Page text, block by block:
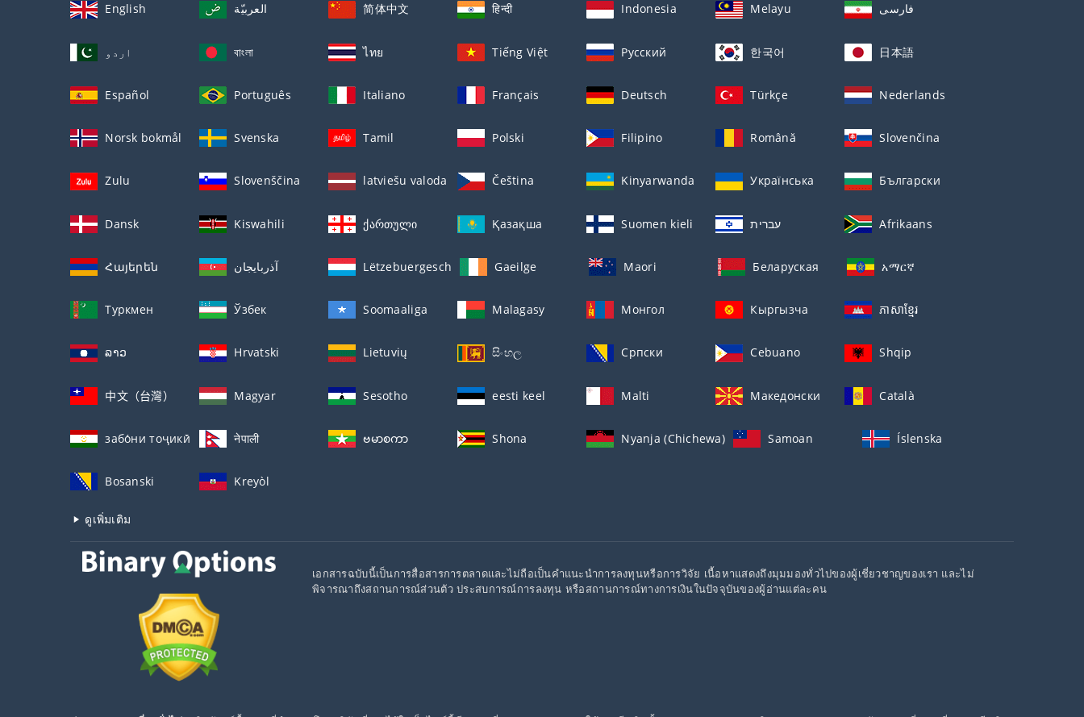
English العربيّة 简体中文 हिन्दी Indonesia Melayu فارسی
اردو বাংলা ไทย Tiếng Việt Русский 한국어 日本語
Español Português Italiano Français Deutsch Türkçe Nederlands
Norsk bokmål Svenska Tamil Polski Filipino Română Slovenčina
Zulu Slovenščina latviešu valoda Čeština Kinyarwanda Українська Български
Dansk Kiswahili ქართული Қазақша Suomen kieli עברית Afrikaans
Հայերեն آذربايجان Lëtzebuergesch Gaeilge Maori Беларуская አማርኛ
Туркмен Ўзбек Soomaaliga Malagasy Монгол Кыргызча ភាសាខ្មែរ
ລາວ Hrvatski Lietuvių සිංහල Српски Cebuano Shqip
中文（台灣） Magyar Sesotho eesti keel Malti Македонски Català
забо́ни тоҷикӣ́ नेपाली ဗမာစကာ Shona Nyanja (Chichewa) Samoan Íslenska
Bosanski Kreyòl
ดูเพิ่มเติม
เอกสารฉบับนี้เป็นการสื่อสารการตลาดและไม่ถือเป็นคำแนะนำการลงทุนหรือการวิจัย เนื้อหาแสดงถึงมุมมองทั่วไปของผู้เชี่ยวชาญของเรา และไม่
พิจารณาถึงสถานการณ์ส่วนตัว ประสบการณ์การลงทุน หรือสถานการณ์ทางการเงินในปัจจุบันของผู้อ่านแต่ละคน